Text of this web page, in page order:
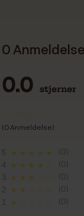
0
0.0 stjerner
(0 Anmeldelse)
5 ★★★★★ (0)
★★★★☆ (0)
3 ★★★☆☆ (0)
2 ★★☆☆☆ (0)
1 ★☆☆☆☆ (0)